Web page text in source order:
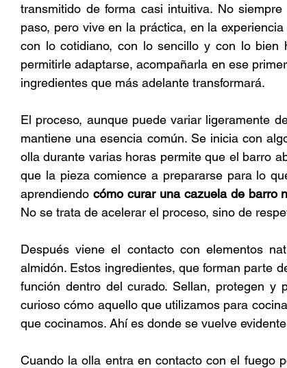
transmitido de forma casi intuitiva. No
paso, pero vive en la práctica, en la
con lo cotidiano, con lo sencillo y con lo bien
permitirle adaptarse, acompañarla en ese
ingredientes que más adelante transformará.
El proceso, aunque puede variar ligeramente
mantiene una esencia común. Se inicia con
olla durante varias horas permite que el barro
que la pieza comience a prepararse para lo
aprendiendo cómo curar una cazuela de barro
No se trata de acelerar el proceso, sino de
Después viene el contacto con elementos
almidón. Estos ingredientes, que forman parte
función dentro del curado. Sellan, protegen y
curioso cómo aquello que utilizamos para
que cocinamos. Ahí es donde se vuelve
Cuando la olla entra en contacto con el fuego